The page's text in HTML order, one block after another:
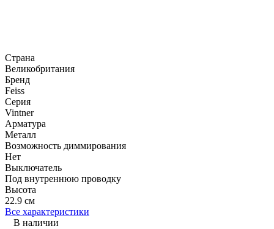
Страна
Великобритания
Бренд
Feiss
Серия
Vintner
Арматура
Металл
Возможность диммирования
Нет
Выключатель
Под внутреннюю проводку
Высота
22.9 см
Все характеристики
В наличии